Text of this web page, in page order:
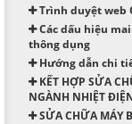
Trình duyệt web
Các dấu hiệu
thông dụng
Hướng dẫn chi
KẾT HỢP SỬA
NGÀNH NHIỆT
SỬA CHỮA MÁY